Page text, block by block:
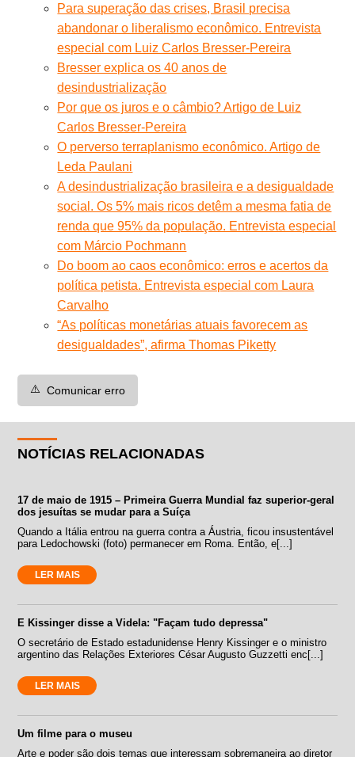
Para superação das crises, Brasil precisa
abandonar o liberalismo econômico. Entrevista
especial com Luiz Carlos Bresser-Pereira
Bresser explica os 40 anos de
desindustrialização
Por que os juros e o câmbio? Artigo de Luiz
Carlos Bresser-Pereira
O perverso terraplanismo econômico. Artigo de
Leda Paulani
A desindustrialização brasileira e a desigualdade
social. Os 5% mais ricos detêm a mesma fatia de
renda que 95% da população. Entrevista especial
com Márcio Pochmann
Do boom ao caos econômico: erros e acertos da
política petista. Entrevista especial com Laura
Carvalho
“As políticas monetárias atuais favorecem as
desigualdades”, afirma Thomas Piketty
⚠️ Comunicar erro
NOTÍCIAS RELACIONADAS
17 de maio de 1915 – Primeira Guerra Mundial faz superior-geral
dos jesuítas se mudar para a Suíça
Quando a Itália entrou na guerra contra a Áustria, ficou insustentável
para Ledochowski (foto) permanecer em Roma. Então, e[...]
LER MAIS
E Kissinger disse a Videla: "Façam tudo depressa"
O secretário de Estado estadunidense Henry Kissinger e o ministro
argentino das Relações Exteriores César Augusto Guzzetti enc[...]
LER MAIS
Um filme para o museu
Arte e poder são dois temas que interessam sobremaneira ao diretor